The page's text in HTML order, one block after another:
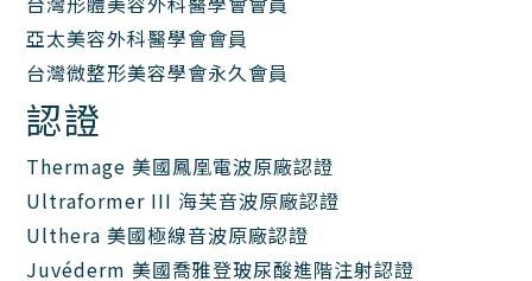
亞太美容外科醫學會會員
台灣微整形美容學會永久會員
認證
Thermage 美國鳳凰電波原廠認證
Ultraformer III 海芙音波原廠認證
Ulthera 美國極線音波原廠認證
Juvéderm 美國喬雅登玻尿酸進階注射認證